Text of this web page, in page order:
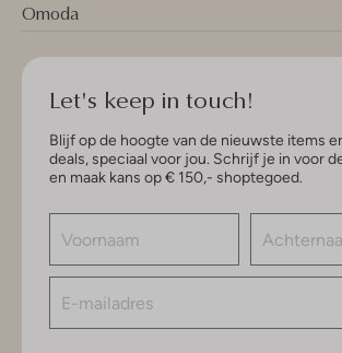
Omoda
Let's keep in touch!
Blijf op de hoogte van de nieuwste items
deals, speciaal voor jou. Schrijf je in voor
en maak kans op € 150,- shoptegoed.